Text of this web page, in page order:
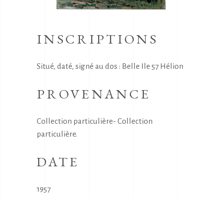
INSCRIPTIONS
Situé, daté, signé au dos : Belle Ile 57 Hélion
PROVENANCE
Collection particulière- Collection
particulière.
DATE
1957